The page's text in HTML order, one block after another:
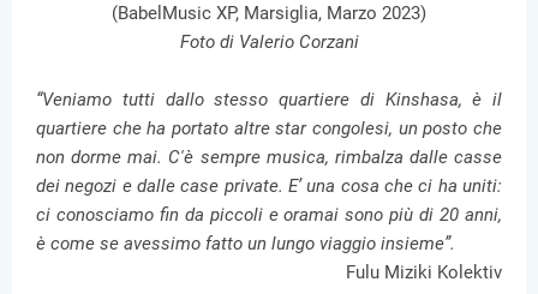
(BabelMusic XP, Marsiglia, Marzo 2023)
Foto di Valerio Corzani
“Veniamo tutti dallo stesso quartiere di Kinshasa, è il
quartiere che ha portato altre star congolesi, un posto che
non dorme mai. C'è sempre musica, rimbalza dalle casse
dei negozi e dalle case private. E’ una cosa che ci ha uniti:
ci conosciamo fin da piccoli e oramai sono più di 20 anni,
è come se avessimo fatto un lungo viaggio insieme”.
Fulu Miziki Kolektiv